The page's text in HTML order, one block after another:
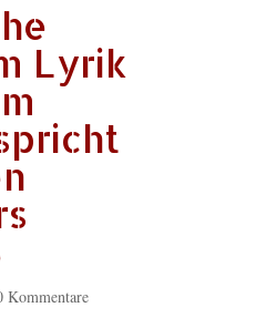
Lyrik
Kommentare